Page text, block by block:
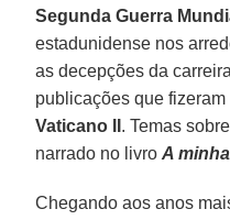
Segunda Guerra
estadunidense nos
as decepções da
publicações que
Vaticano II . Temas
narrado no livroA
Chegando aos anos